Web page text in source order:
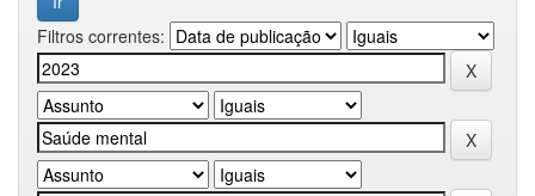
Filtros correntes: